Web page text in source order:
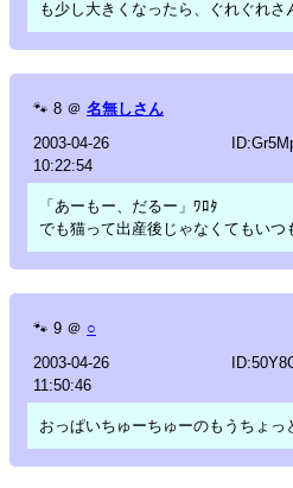
も少し大きくなったら、ぐれぐれさ
🐾 8 ＠ 名無しさん
2003-04-26
10:22:54
「あーもー、だるー」ﾜﾛﾀ
でも猫って出産後じゃなくてもいつ
🐾 9 ＠ ○
2003-04-26
11:50:46
おっぱいちゅーちゅーのもうちょっ